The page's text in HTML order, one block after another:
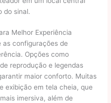
do sinal.
Melhor Experiência
as configurações de
Opções como
reprodução e legendas
maior conforto. Muitas
exibição em tela cheia, que
imersiva, além de